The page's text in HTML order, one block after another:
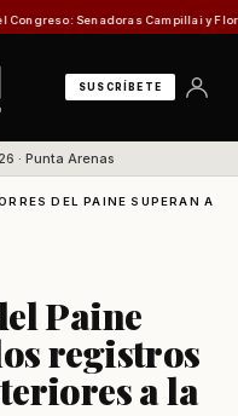
Senadoras Campillai y Flores se
SUSCRÍBETE
· Punta Arenas
DEL PAINE SUPERAN A
Paine
registros
a la